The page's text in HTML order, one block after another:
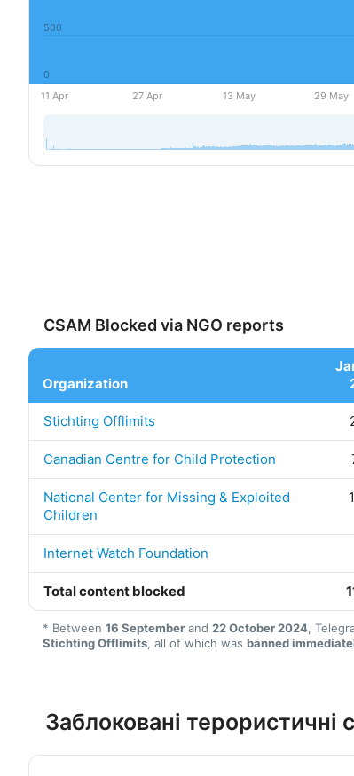
CSAM Blocked via NGO reports
Organization
Stichting Offlimits
Canadian Centre for Child Protection
National Center for Missing & Exploited
Children
Internet Watch Foundation
Total content blocked
* Between 16 September and 22 October 2024,
Stichting Offlimits, all of which was banned
Заблоковані терористичні